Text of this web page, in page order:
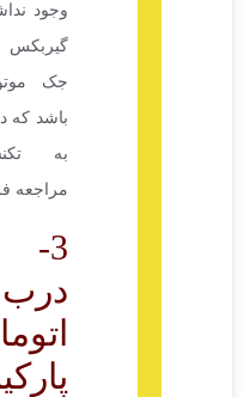
وجود نداشت، احتمال دارد
گیربکس داخلی، درون
جک موتور خراب شده
باشد که در این صورت باید
به تکنسین مربوطه
3- چشمی
پارکینگ و